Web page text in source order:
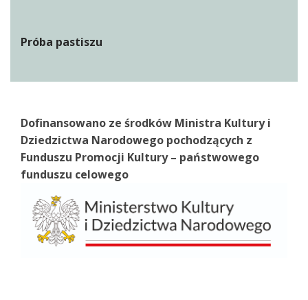
Próba pastiszu
Dofinansowano ze środków Ministra Kultury i
Dziedzictwa Narodowego pochodzących z
Funduszu Promocji Kultury – państwowego
funduszu celowego